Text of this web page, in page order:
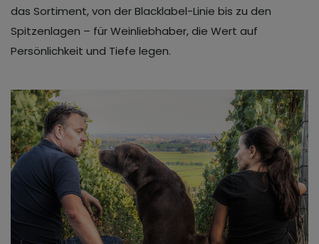
das Sortiment, von der Blacklabel-Linie bis zu den
Spitzenlagen – für Weinliebhaber, die Wert auf
Persönlichkeit und Tiefe legen.